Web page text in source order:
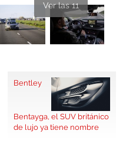
Ver las 11
Bentley
Bentayga, el SUV británico
de lujo ya tiene nombre